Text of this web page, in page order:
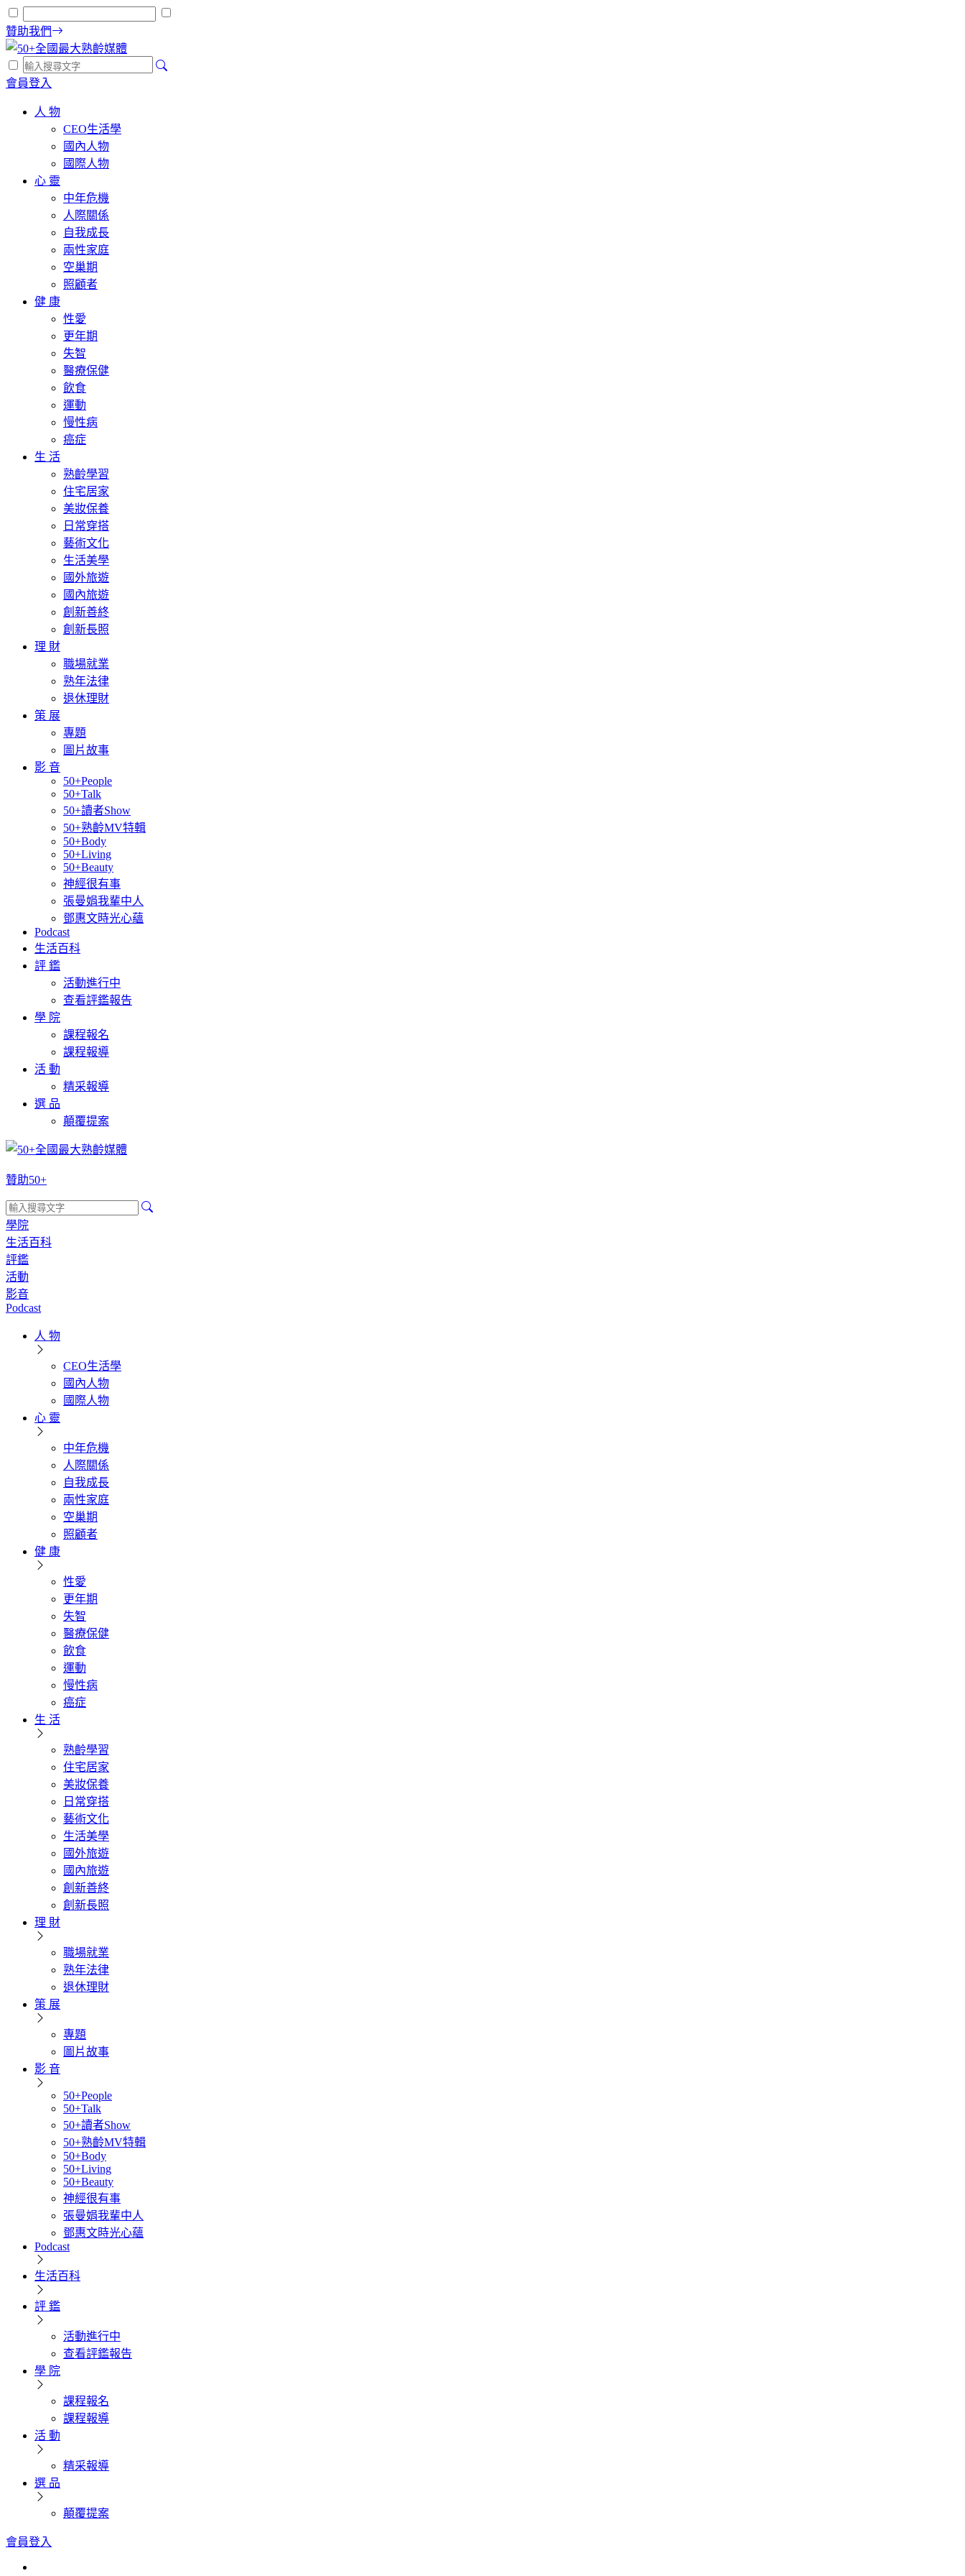
贊助我們
會員登入
人 物
CEO生活學
國內人物
國際人物
心 靈
中年危機
人際關係
自我成長
兩性家庭
空巢期
照顧者
健 康
性愛
更年期
失智
醫療保健
飲食
運動
慢性病
癌症
生 活
熟齡學習
住宅居家
美妝保養
日常穿搭
藝術文化
生活美學
國外旅遊
國內旅遊
創新善終
創新長照
理 財
職場就業
熟年法律
退休理財
策 展
專題
圖片故事
影 音
50+People
50+Talk
50+讀者Show
50+熟齡MV特輯
50+Body
50+Living
50+Beauty
神經很有事
張曼娟我輩中人
鄧惠文時光心蘊
Podcast
生活百科
評 鑑
活動進行中
查看評鑑報告
學 院
課程報名
課程報導
活 動
精采報導
選 品
顛覆提案
贊助50+
學院
生活百科
評鑑
活動
影音
Podcast
人 物
CEO生活學
國內人物
國際人物
心 靈
中年危機
人際關係
自我成長
兩性家庭
空巢期
照顧者
健 康
性愛
更年期
失智
醫療保健
飲食
運動
慢性病
癌症
生 活
熟齡學習
住宅居家
美妝保養
日常穿搭
藝術文化
生活美學
國外旅遊
國內旅遊
創新善終
創新長照
理 財
職場就業
熟年法律
退休理財
策 展
專題
圖片故事
影 音
50+People
50+Talk
50+讀者Show
50+熟齡MV特輯
50+Body
50+Living
50+Beauty
神經很有事
張曼娟我輩中人
鄧惠文時光心蘊
Podcast
生活百科
評 鑑
活動進行中
查看評鑑報告
學 院
課程報名
課程報導
活 動
精采報導
選 品
顛覆提案
會員登入